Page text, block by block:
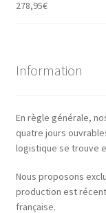
278,95€
Information
En règle générale,
quatre jours
logistique se trouve
Nous proposons
production est
française.